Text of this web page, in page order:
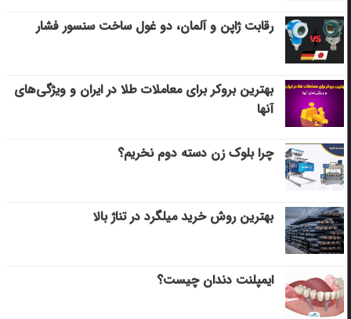
رقابت ژاپن و آلمان، دو غول ساخت سنسور فشار
بهترین بروکر برای معاملات طلا در ایران و ویژگی‌های
آنها
چرا بلوک زن دسته دوم نخریم؟
بهترین روش خرید میلگرد در تناژ بالا
ایمپلنت دندان چیست؟